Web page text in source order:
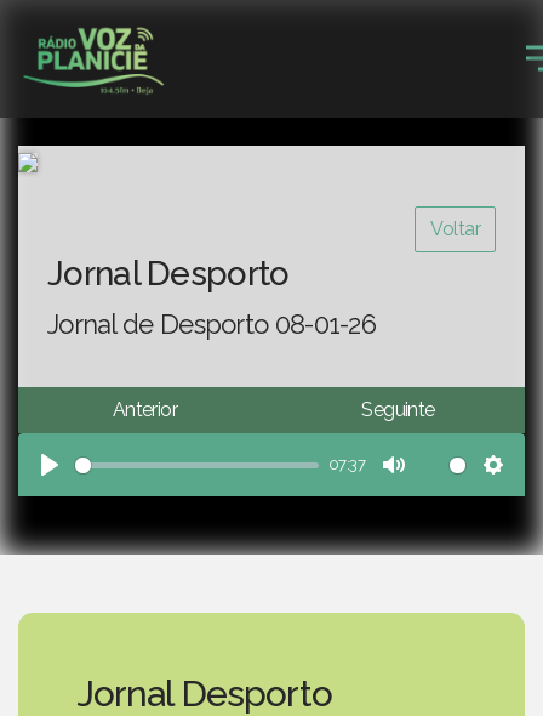
Voltar
Jornal Desporto
Jornal de Desporto 08-01-26
Anterior Seguinte
Play
07:37
Mute
Jornal Desporto